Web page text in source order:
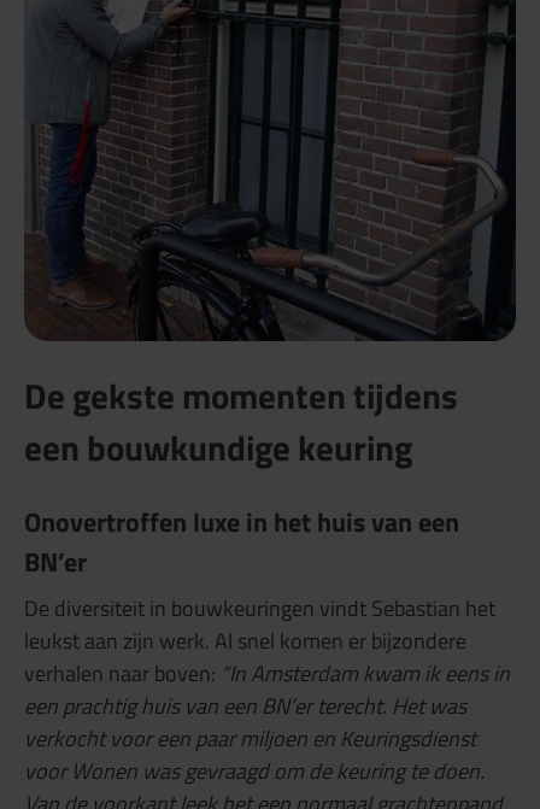
De gekste momenten tijdens
een bouwkundige keuring
Onovertroffen luxe in het huis van een
BN’er
De diversiteit in bouwkeuringen vindt Sebastian het
leukst aan zijn werk. Al snel komen er bijzondere
verhalen naar boven: “In Amsterdam kwam ik eens in
een prachtig huis van een BN’er terecht. Het was
verkocht voor een paar miljoen en Keuringsdienst
voor Wonen was gevraagd om de keuring te doen.